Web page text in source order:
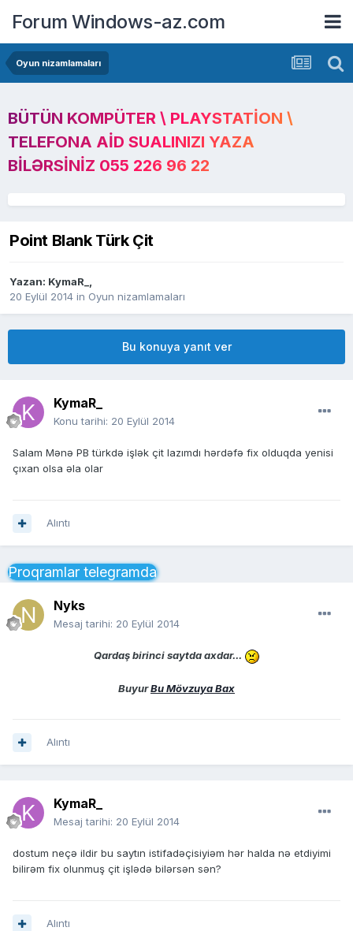
Forum Windows-az.com
Oyun nizamlamaları
BÜTÜN KOMPÜTER \ PLAYSTATION \
TELEFONA AID SUALINIZI YAZA
BILƏRSINIZ 055 226 96 22
Point Blank Türk Çit
Yazan: KymaR_,
20 Eylül 2014 in Oyun nizamlamaları
Bu konuya yanıt ver
KymaR_
Konu tarihi: 20 Eylül 2014
Salam Mənə PB türkdə işlək çit lazımdı hərdəfə fix olduqda yenisi
çıxan olsa əla olar
Alıntı
Proqramlar telegramda
Nyks
Mesaj tarihi: 20 Eylül 2014
Qardaş birinci saytda axdar...
BuyurBu Mövzuya Bax
Alıntı
KymaR_
Mesaj tarihi: 20 Eylül 2014
dostum neçə ildir bu saytın istifadəçisiyiəm hər halda nə etdiyimi
bilirəm fix olunmuş çit işlədə bilərsən sən?
Alıntı